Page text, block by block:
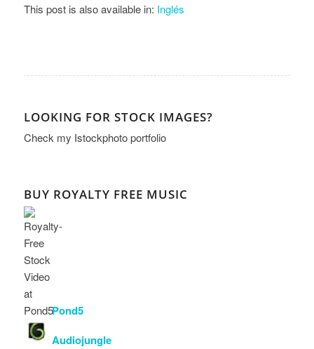
This post is also available in: Inglés
LOOKING FOR STOCK IMAGES?
Check my Istockphoto portfolio
BUY ROYALTY FREE MUSIC
Pond5
Audiojungle